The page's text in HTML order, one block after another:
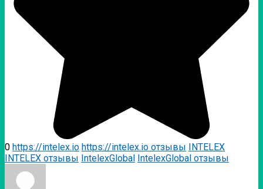
0 https://intelex.io https://intelex.io отзывы INTELEX
INTELEX отзывы IntelexGlobal IntelexGlobal отзывы